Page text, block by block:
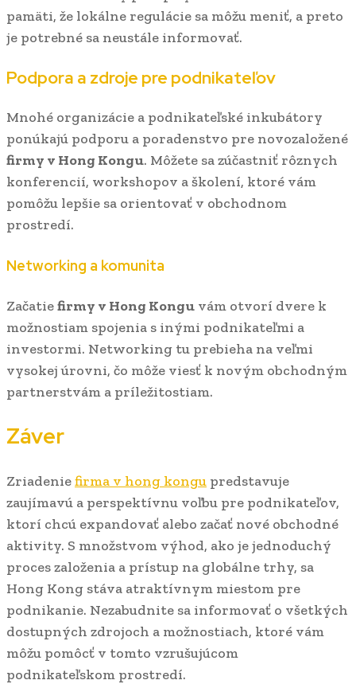
pamäti, že lokálne regulácie sa môžu meniť, a preto
je potrebné sa neustále informovať.
Podpora a zdroje pre podnikateľov
Mnohé organizácie a podnikateľské inkubátory
ponúkajú podporu a poradenstvo pre novozaložené
firmy v Hong Kongu. Môžete sa zúčastniť rôznych
konferencií, workshopov a školení, ktoré vám
pomôžu lepšie sa orientovať v obchodnom
prostredí.
Networking a komunita
Začatiefirmy v Hong Kongu vám otvorí dvere k
možnostiam spojenia s inými podnikateľmi a
investormi. Networking tu prebieha na veľmi
vysokej úrovni, čo môže viesť k novým obchodným
partnerstvám a príležitostiam.
Záver
Zriadeniefirma v hong kongu predstavuje
zaujímavú a perspektívnu voľbu pre podnikateľov,
ktorí chcú expandovať alebo začať nové obchodné
aktivity. S množstvom výhod, ako je jednoduchý
proces založenia a prístup na globálne trhy, sa
Hong Kong stáva atraktívnym miestom pre
podnikanie. Nezabudnite sa informovať o všetkých
dostupných zdrojoch a možnostiach, ktoré vám
môžu pomôcť v tomto vzrušujúcom
podnikateľskom prostredí.